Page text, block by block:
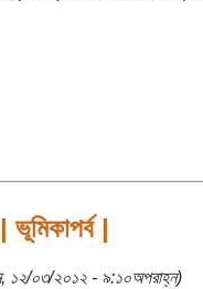
|
১২/০৩/২০১২ - ৯:১০অপরাহ্ন)